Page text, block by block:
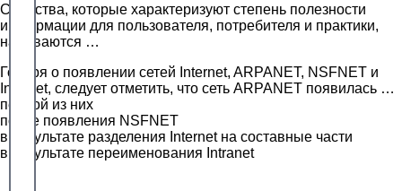
Свойства, которые характеризуют степень полезности
информации для пользователя, потребителя и практики,
называются …
Говоря о появлении сетей Internet, ARPANET, NSFNET и
Intranet, следует отметить, что сеть ARPANET появилась …
первой из них
после появления NSFNET
в результате разделения Internet на составные части
в результате переименования Intranet